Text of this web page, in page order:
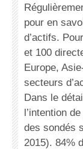
pour en
d’actifs.
et 100
Europe,
secteurs
Dans le
l’intention
des sondés
2015). 84%